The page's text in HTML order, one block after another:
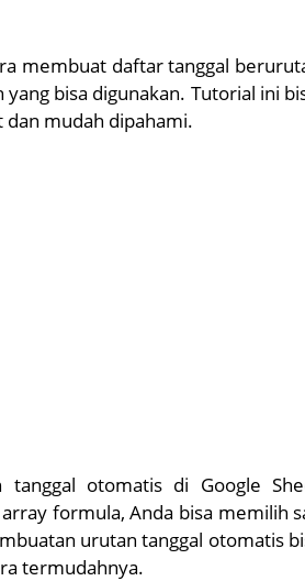
membuat daftar tanggal
yang bisa digunakan. Tutorial ini
dan mudah dipahami.
otomatis di Google
formula, Anda bisa memilih
urutan tanggal otomatis
termudahnya.